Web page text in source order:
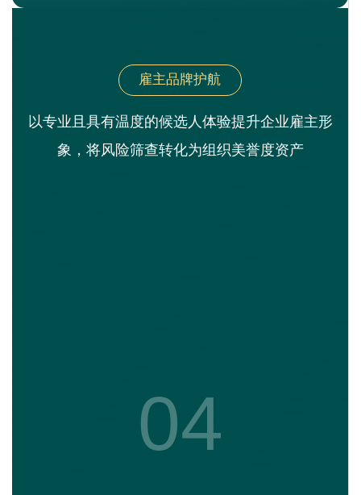
雇主品牌护航
以专业且具有温度的候选人体验提升企业雇主形
象，将风险筛查转化为组织美誉度资产
04